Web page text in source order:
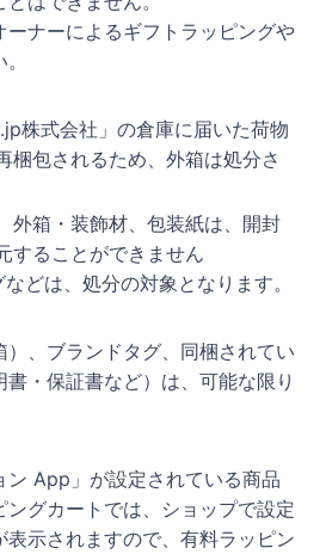
ーナーによるギフトラッピングや
株式会社」の倉庫に届いた荷物
梱包されるため、外箱は処分さ
外箱・装飾材、包装紙は、開封
することができません
どは、処分の対象となります。
、ブランドタグ、同梱されてい
・保証書など）は、可能な限り
ン App」が設定されている商品
ングカートでは、ショップで設定
表示されますので、有料ラッピン